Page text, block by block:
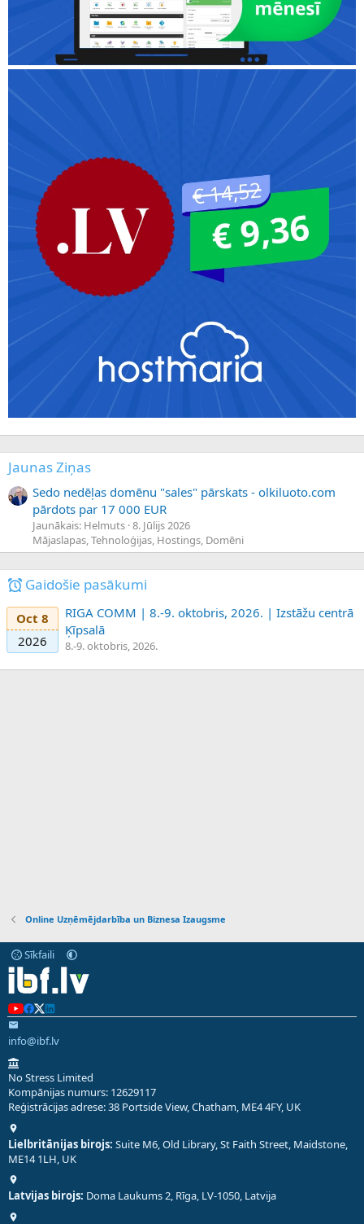
Jaunas Ziņas
Sedo nedēļas domēnu "sales" pārskats - olkiluoto.com
pārdots par 17 000 EUR
Jaunākais: Helmuts 8. Jūlijs 2026
Mājaslapas, Tehnoloģijas, Hostings, Domēni
Gaidošie pasākumi
Oct 8
2026
RIGA COMM | 8.-9. oktobris, 2026. | Izstāžu centrā
Ķīpsalā
8.-9. oktobris, 2026.
Online Uzņēmējdarbība un Biznesa Izaugsme
Sīkfaili
info@ibf.lv
No Stress Limited
Kompānijas numurs: 12629117
Reģistrācijas adrese: 38 Portside View, Chatham, ME4 4FY, UK
Lielbritānijas birojs: Suite M6, Old Library, St Faith Street, Maidstone,
ME14 1LH, UK
Latvijas birojs: Doma Laukums 2, Rīga, LV-1050, Latvija